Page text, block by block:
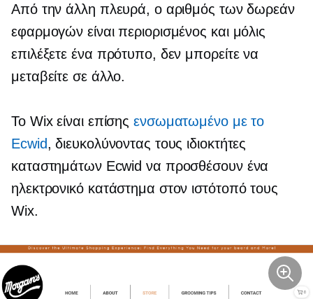
Από την άλλη πλευρά, ο αριθμός των δωρεάν
εφαρμογών είναι περιορισμένος και μόλις
επιλέξετε ένα πρότυπο, δεν μπορείτε να
μεταβείτε σε άλλο.
Το Wix είναι επίσης ενσωματωμένο με το
Ecwid, διευκολύνοντας τους ιδιοκτήτες
καταστημάτων Ecwid να προσθέσουν ένα
ηλεκτρονικό κατάστημα στον ιστότοπό τους
Wix.